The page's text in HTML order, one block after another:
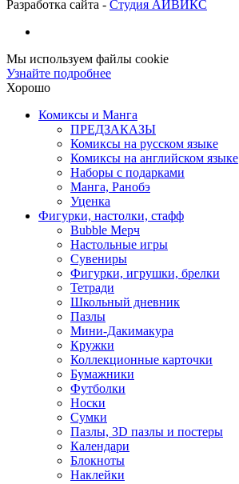
Разработка сайта - Студия АЙВИКС
Мы используем файлы cookie
Узнайте подробнее
Хорошо
Комиксы и Манга
ПРЕДЗАКАЗЫ
Комиксы на русском языке
Комиксы на английском языке
Наборы с подарками
Манга, Ранобэ
Уценка
Фигурки, настолки, стафф
Bubble Мерч
Настольные игры
Сувениры
Фигурки, игрушки, брелки
Тетради
Школьный дневник
Пазлы
Мини-Дакимакура
Кружки
Коллекционные карточки
Бумажники
Футболки
Носки
Сумки
Пазлы, 3D пазлы и постеры
Календари
Блокноты
Наклейки